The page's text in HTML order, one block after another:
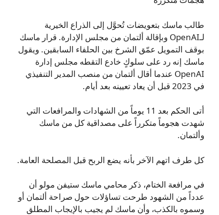
طالب ماسك بتعويضات تُحوَّل إلى الذراع الخيرية
لـOpenAI وبإقالة ألتمان من مجلس الإدارة. قرار ماسك
بوقف التمويل عمّق الشرخ بين الحلفاء السابقين. ويقول
ماسك إنه رد على سلوكٍ خادع التقطه مجلس إدارة
OpenAI عندما أقال ألتمان من منصب المدير التنفيذي
في 2023 قبل أن يعاد تعيينه بعد أيام.
أتى الحكم بعد 11 يوماً من الشهادات والمرافعات التي
شهدت هجوماً متكرراً على مصداقية كل من ماسك
وألتمان.
كل طرف اتهم الآخر بأنه يضع الربح قبل المصلحة العامة.
في مرافعة الختام، ذكر محامي ماسك ستيفن مولو أن
عدداً من الشهود طرحت تساؤلات حول صراحة ألتمان أو
وسموه بالكذب، وأن ماسك لم يجيب بالإيجاب المطلق